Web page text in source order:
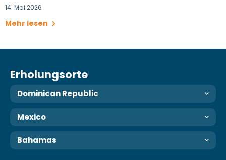
14. Mai 2026
Mehr lesen
Erholungsorte
Dominican Republic
Mexico
Bahamas